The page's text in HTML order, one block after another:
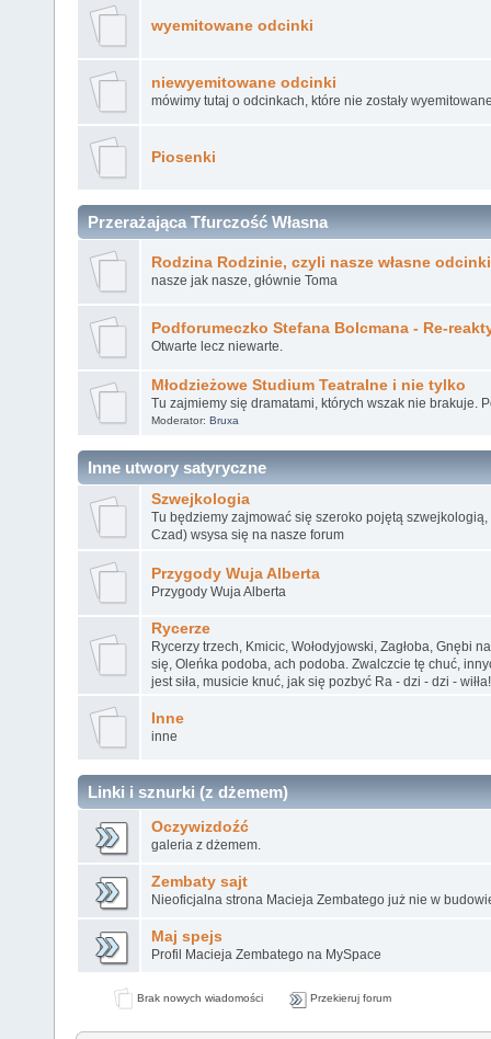
wyemitowane odcinki
niewyemitowane odcinki
mówimy tutaj o odcinkach, które nie zostały
Piosenki
Przerażająca Tfurczość Własna
Rodzina Rodzinie, czyli nasze własne odcinki
nasze jak nasze, głównie Toma
Podforumeczko Stefana Bolcmana - Re-
Otwarte lecz niewarte.
Młodzieżowe Studium Teatralne i nie tylko
Tu zajmiemy się dramatami, których wszak nie brakuje.
Moderator: Bruxa
Inne utwory satyryczne
Szwejkologia
Tu będziemy zajmować się szeroko pojętą szwejkologią,
Czad) wsysa się na nasze forum
Przygody Wuja Alberta
Przygody Wuja Alberta
Rycerze
Rycerzy trzech, Kmicic, Wołodyjowski, Zagłoba, Gnębi
się, Oleńka podoba, ach podoba. Zwalczcie tę chuć,
jest siła, musicie knuć, jak się pozbyć Ra - dzi - dzi - wiłła!
Inne
inne
Linki i sznurki (z dżemem)
Oczywizdoźć
galeria z dżemem.
Zembaty sajt
Nieoficjalna strona Macieja Zembatego już nie w
Maj spejs
Profil Macieja Zembatego na MySpace
Brak nowych wiadomości Przekieruj forum